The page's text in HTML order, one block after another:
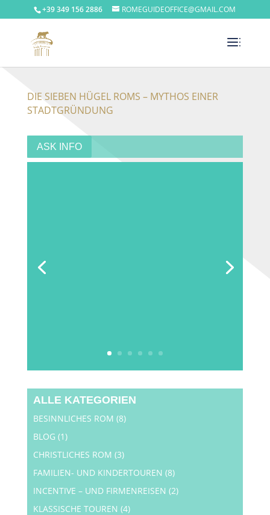
+39 349 156 2886 ROMEGUIDEOFFICE@GMAIL.COM
DIE SIEBEN HÜGEL ROMS – MYTHOS EINER
STADTGRÜNDUNG
ASK INFO
ALLE KATEGORIEN
BESINNLICHES ROM (8)
BLOG (1)
CHRISTLICHES ROM (3)
FAMILIEN- UND KINDERTOUREN (8)
INCENTIVE – UND FIRMENREISEN (2)
KLASSISCHE TOUREN (4)